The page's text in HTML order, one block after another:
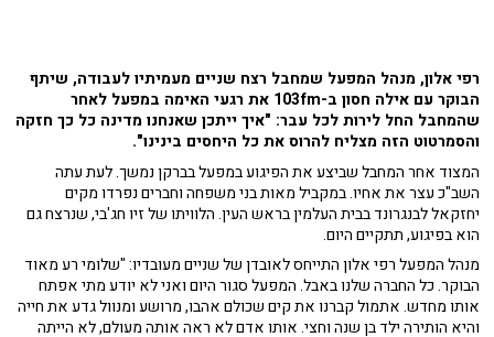
רפי אלון, מנהל המפעל שמחבל רצח שניים מעמיתיו לעבודה, שיתף
הבוקר עם אילה חסון ב-103fm את רגעי האימה במפעל לאחר
שהמחבל החל לירות לכל עבר: "איך ייתכן שאנחנו מדינה כל כך חזקה
והסמרטוט הזה מצליח להרוס את כל היחסים בינינו".
המצוד אחר המחבל שביצע את הפיגוע במפעל בברקן נמשך. לעת עתה
השב"כ עצר את אחיו. במקביל מאות בני משפחה וחברים נפרדו מקים
יחזקאל לבנגרונד בבית העלמין בראש העין. הלוויתו של זיו חג'בי, שנרצח גם
הוא בפיגוע, תתקיים היום.
מנהל המפעל רפי אלון התייחס לאובדן של שניים מעובדיו: "שלומי רע מאוד
הבוקר. כל החברה שלנו באבל. המפעל סגור היום ואני לא יודע מתי אפתח
אותו מחדש. אתמול קברנו את קים שכולם אהבו, מרושע ומנוול גדע את חייה
והיא הותירה ילד בן שנה וחצי. אותו אדם לא ראה אותה מעולם, לא הייתה